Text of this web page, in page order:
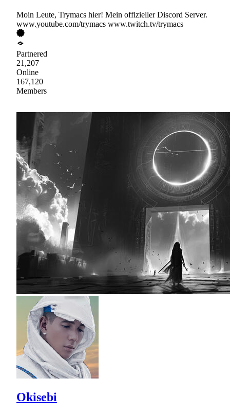
Moin Leute, Trymacs hier! Mein offizieller Discord Server.
www.youtube.com/trymacs www.twitch.tv/trymacs
Partnered
21,207
Online
167,120
Members
Okisebi